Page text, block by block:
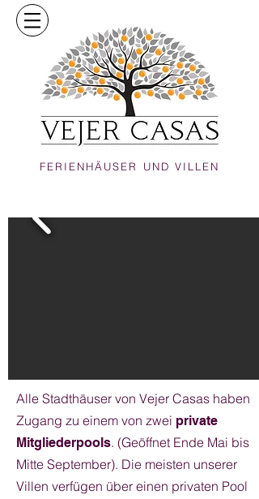
FERIENHÄUSER UND VILLEN
Alle Stadthäuser von Vejer Casas haben
Zugang zu einem von zwei private
Mitgliederpools. (Geöffnet Ende Mai bis
Mitte September). Die meisten unserer
Villen verfügen über einen privaten Pool